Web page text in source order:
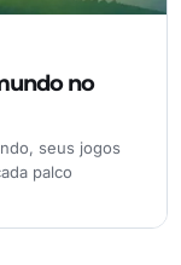
no
seus jogos
palco